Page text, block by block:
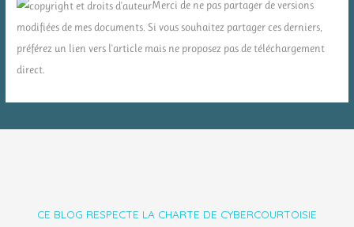
Merci de ne pas partager de versions
modifiées de mes documents. Si vous souhaitez partager ces derniers,
préférez un lien vers l'article mais ne proposez pas de téléchargement
direct.
CE BLOG RESPECTE LA CHARTE DE CYBERCOURTOISIE